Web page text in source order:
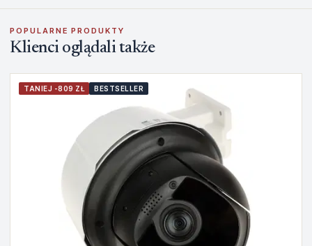
POPULARNE PRODUKTY
Klienci oglądali także
TANIEJ -809 ZŁ BESTSELLER